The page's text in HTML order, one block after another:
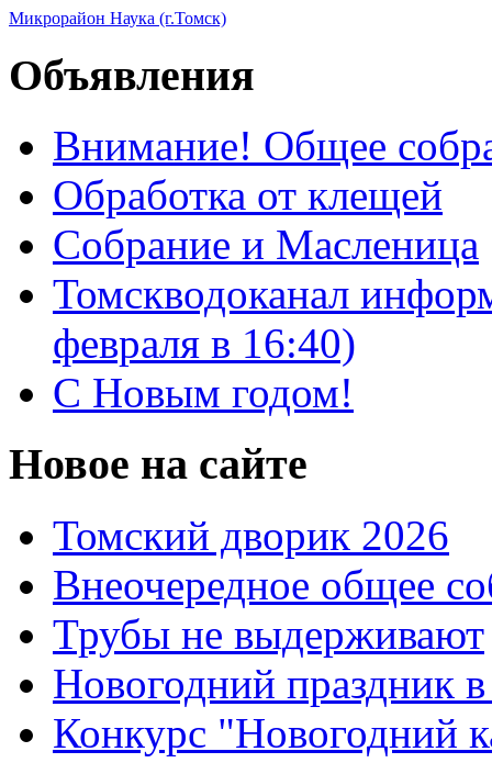
Микрорайон Наука (г.Томск)
Объявления
Внимание! Общее
Обработка от клещей
Собрание и Масленица
Томскводоканал
февраля в 16:40)
С Новым годом!
Новое на сайте
Томский дворик 2026
Внеочередное общее
Трубы не выдерживают
Новогодний праздник
Конкурс "Новогодний